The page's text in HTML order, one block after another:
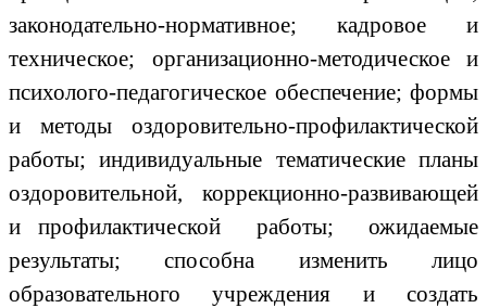
законодательно-нормативное; кадровое и
техническое; организационно-методическое и
психолого-педагогическое обеспечение; формы
и методы оздоровительно-профилактической
работы; индивидуальные тематические планы
оздоровительной, коррекционно-развивающей
и профилактической работы; ожидаемые
результаты; способна изменить лицо
образовательного учреждения и создать